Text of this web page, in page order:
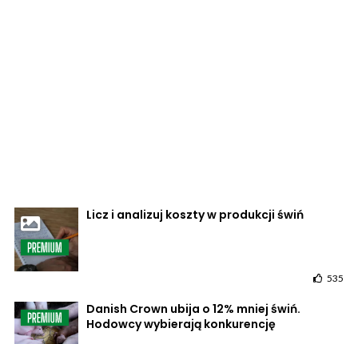
Licz i analizuj koszty w produkcji świń
535
Danish Crown ubija o 12% mniej świń.
Hodowcy wybierają konkurencję